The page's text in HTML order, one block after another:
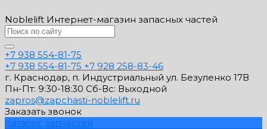
Noblelift Интернет-магазин запасных частей
+7 938 554-81-75
+7 938 554-81-75 +7 928 258-83-46
г. Краснодар, п. Индустриальный ул. Безуленко 17В
Пн-Пт: 9:30-18:30 Cб-Вс: Выходной
zapros@zapchasti-noblelift.ru
Заказать звонок
Каталог запчастей